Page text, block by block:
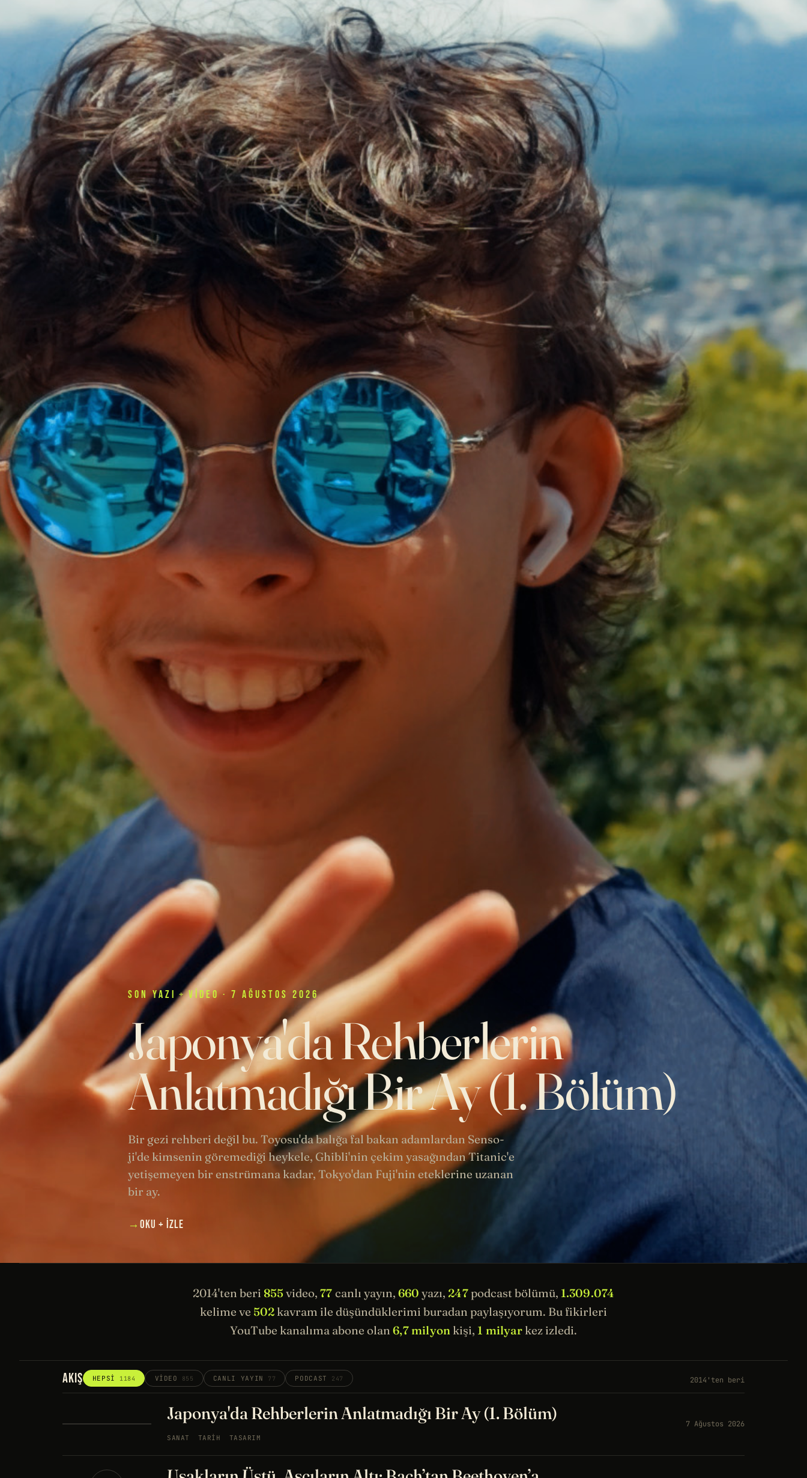
SONYAZI + VIDEO· 7 AĞUSTOS 2026
Japonya'da Rehberlerin
Anlatmadığı Bir Ay (1. Bölüm)
Bir gezi rehberi değil bu. Toyosu'da balığa fal bakan adamlardan Senso-
ji'de kimsenin göremediği heykele, Ghibli'nin çekim yasağından Titanic'e
yetişemeyen bir enstrümana kadar, Tokyo'dan Fuji'nin eteklerine uzanan
bir ay.
→ OKU + İZLE
2014'ten beri 855 video,77 canlı yayın, 660 yazı, 247podcast bölümü, 1.309.074
kelime ve 502 kavram ile düşündüklerimi buradan paylaşıyorum. Bu fikirleri
YouTube kanalıma abone olan6,7 milyon kişi, 1 milyarkez izledi.
AKIŞ HEPSI 1184 VIDEO 855 CANLI YAYIN 77 PODCAST 247 2014'ten beri
Japonya'da Rehberlerin Anlatmadığı Bir Ay (1. Bölüm)
SANAT TARIH TASARIM
7 Ağustos 2026